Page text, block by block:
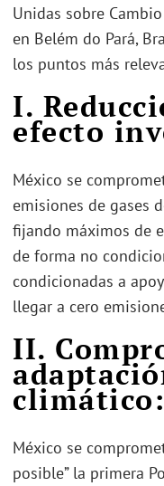
Unidas sobre
en Belém do Pará,
los puntos más
I.
efecto
México se
emisiones de gases
fijando máximos de
de forma no
condicionadas a
llegar a cero
II.
climático:
México se
posible” la primera